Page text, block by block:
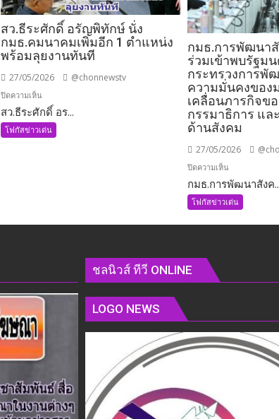
สว.ธีระศักดิ์ อรัญพิทักษ์ นั่ง
กมธ.คมนาคมเพิ่มอีก 1 ตำแหน่ง
พร้อมลุยงานทันที
27/05/2026 @chonnewstv
ปิดความเห็น
สว.ธีร
ะ
ศักดิ์
พร้อม
ลุย
งาน
ทันที
สว.ธีระศักดิ์ อร...
โฟกัสข่าวเด่น
กมธ.การพัฒนา
ร่วมเข้าพบรัฐม
กระทรวงการพั
ความมั่นคงของ
เคลื่อนภารกิจข
กรรมาธิการ แ
ด้านสังคม
27/05/2026
ปิดความเห็น
กมธ.การ
พัฒนา
สังคมฯ
กระทรวง
การ
พัฒนา
มั่นคง
กมธ.การพัฒนาสังค
โฟกัสข่าวเด่น
ชลนิวส์ ทีวี ONLINE
LOGO NEWS